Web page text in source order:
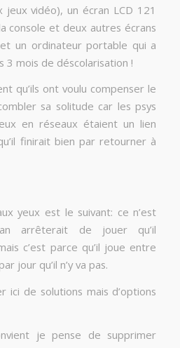
vidéo), un écran LCD 121
console et deux autres écrans
et un ordinateur portable qui a
mois de déscolarisation !
qu’ils ont voulu compenser le
sa solitude car les psys
en réseaux étaient un lien
finirait bien par retourner à
yeux est le suivant: ce n’est
arrêterait de jouer qu’il
c’est parce qu’il joue entre
jour qu’il n’y va pas.
ici de solutions mais d’options
je pense de supprimer